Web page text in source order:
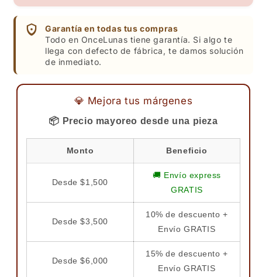
Garantía en todas tus compras
Todo en OnceLunas tiene garantía. Si algo te
llega con defecto de fábrica, te damos solución
de inmediato.
💎 Mejora tus márgenes
📦 Precio mayoreo desde una pieza
Monto Beneficio
Desde $1,500
🚚 Envío express
GRATIS
Desde $3,500
10% de descuento +
Envío GRATIS
Desde $6,000
15% de descuento +
Envío GRATIS